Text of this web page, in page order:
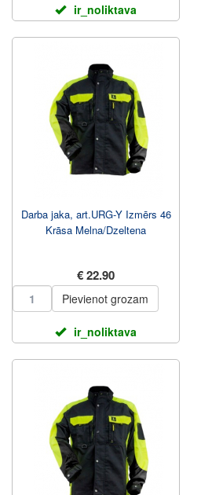
ir_noliktava
Darba jaka, art.URG-Y Izmērs 46
Krāsa Melna/Dzeltena
€ 22.90
Pievienot grozam
ir_noliktava